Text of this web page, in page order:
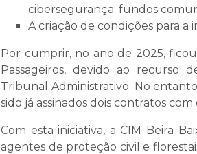
cibersegurança; fundos
A criação de condições para
Por cumprir, no ano de 2025,
Passageiros, devido ao recurso
Tribunal Administrativo. No
sido já assinados dois contratos com
Com esta iniciativa, a CIM Beira
agentes de proteção civil e